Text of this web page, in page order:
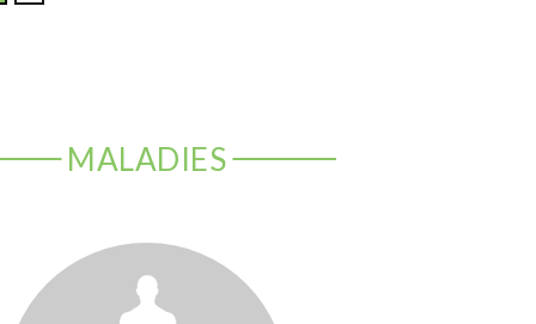
MALADIES